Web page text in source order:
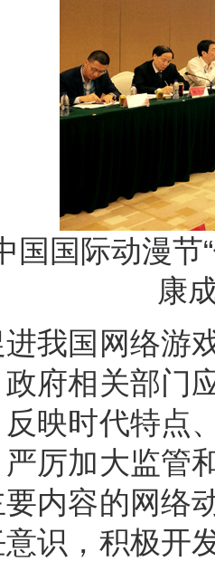
国国际动漫
康
国网络游戏
府相关部门
反映时代特点
厉加大监管
内容的网络
识，积极开